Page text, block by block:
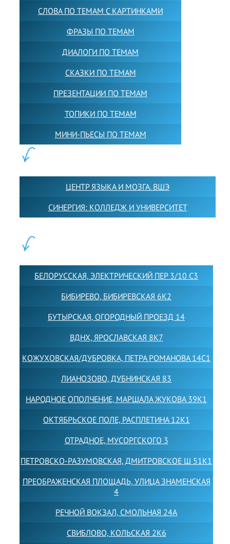
СЛОВА ПО ТЕМАМ С КАРТИНКАМИ
ФРАЗЫ ПО ТЕМАМ
ДИАЛОГИ ПО ТЕМАМ
СКАЗКИ ПО ТЕМАМ
ПРЕЗЕНТАЦИИ ПО ТЕМАМ
ТОПИКИ ПО ТЕМАМ
МИНИ-ПЬЕСЫ ПО ТЕМАМ
ЦЕНТР ЯЗЫКА И МОЗГА. ВШЭ
СИНЕРГИЯ: КОЛЛЕДЖ И УНИВЕРСИТЕТ
БЕЛОРУССКАЯ, ЭЛЕКТРИЧЕСКИЙ ПЕР 3/10 С3
БИБИРЕВО, БИБИРЕВСКАЯ 6К2
БУТЫРСКАЯ, ОГОРОДНЫЙ ПРОЕЗД 14
ВДНХ, ЯРОСЛАВСКАЯ 8К7
КОЖУХОВСКАЯ/ДУБРОВКА, ПЕТРА РОМАНОВА 14С1
ЛИАНОЗОВО, ДУБНИНСКАЯ 83
НАРОДНОЕ ОПОЛЧЕНИЕ, МАРШАЛА ЖУКОВА 39К1
ОКТЯБРЬСКОЕ ПОЛЕ, РАСПЛЕТИНА 12К1
ОТРАДНОЕ, МУСОРГСКОГО 3
ПЕТРОВСКО-РАЗУМОВСКАЯ, ДМИТРОВСКОЕ Ш 51К1
ПРЕОБРАЖЕНСКАЯ ПЛОЩАДЬ, УЛИЦА ЗНАМЕНСКАЯ
4
РЕЧНОЙ ВОКЗАЛ, СМОЛЬНАЯ 24А
СВИБЛОВО, КОЛЬСКАЯ 2К6